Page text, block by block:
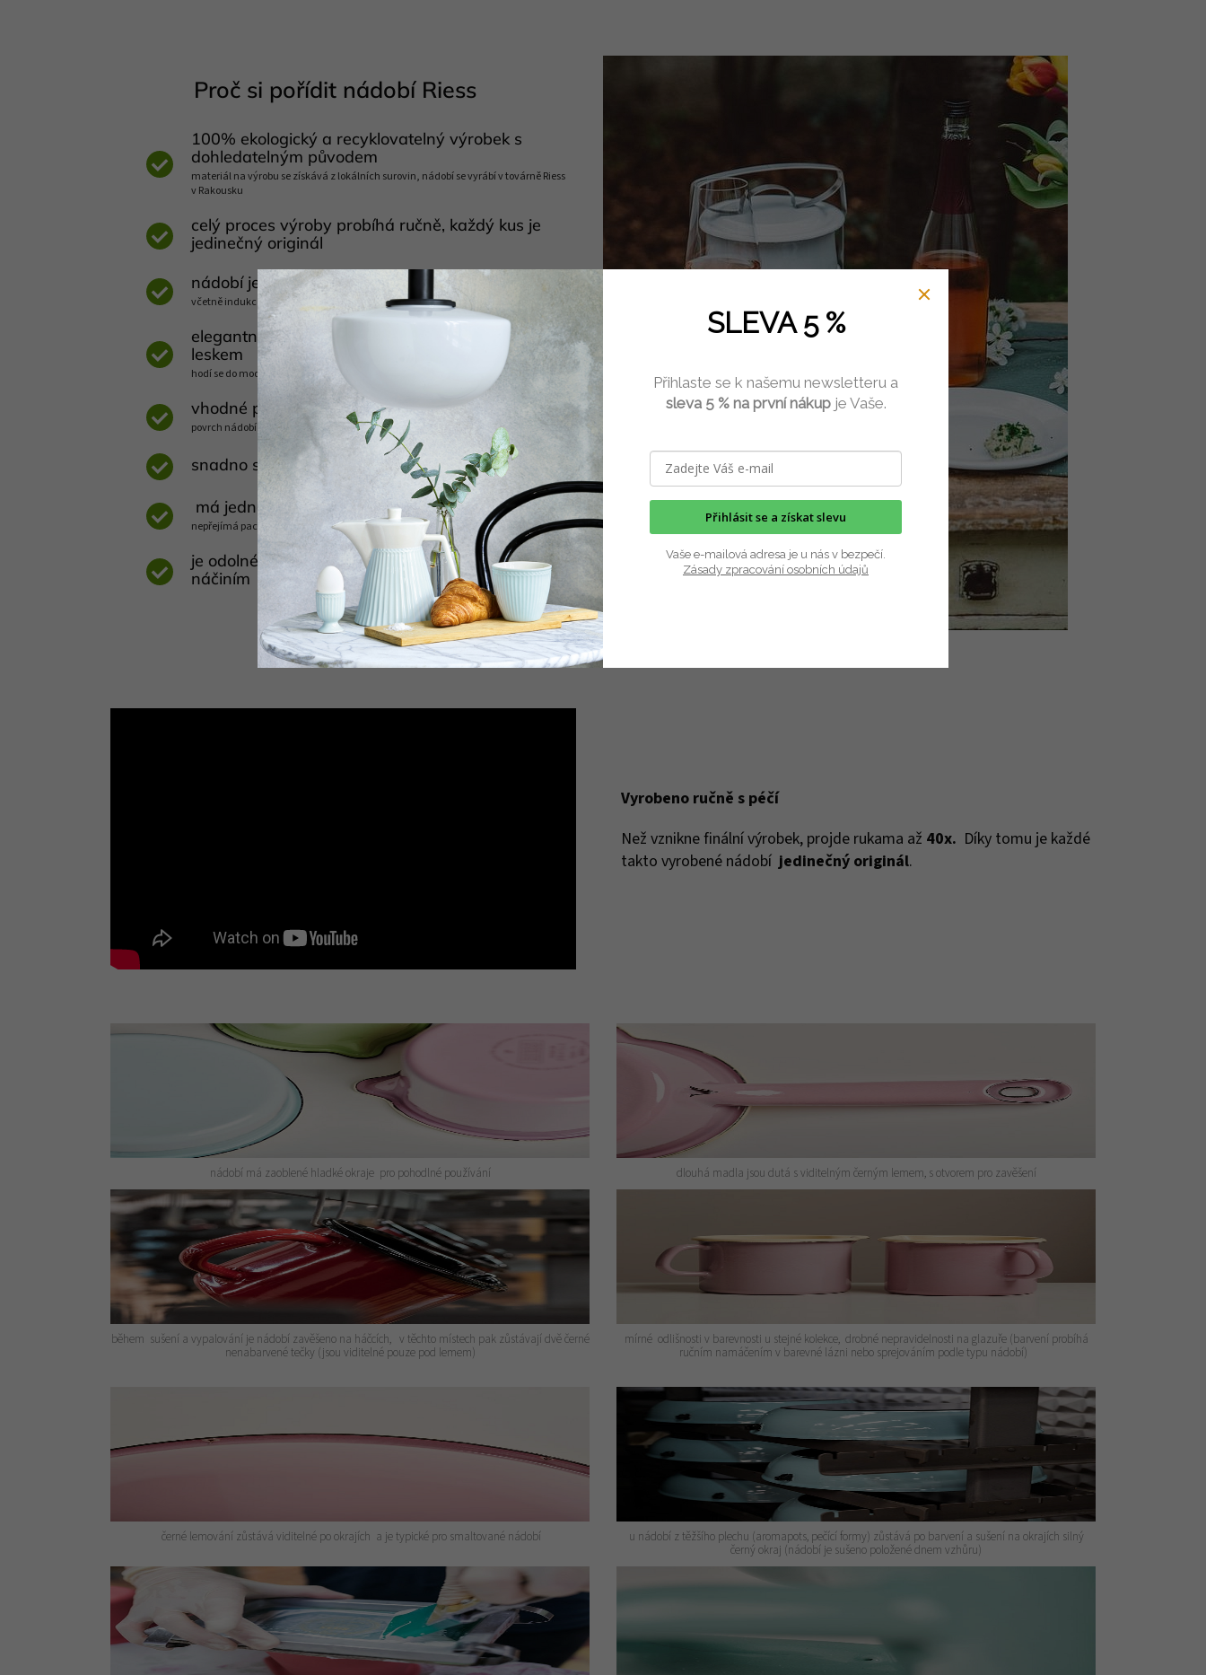
Proč si pořídit nádobí Riess
100% ekologický a recyklovatelný výrobek s
dohledatelným původem
materiál na výrobu se získává z lokálních surovin, nádobí se vyrábí v továrně Riess
v Rakousku
celý proces výroby probíhá ručně, každý kus je
jedinečný originál
nádobí je vhodné na jakýkoli typ ohřevu
včetně indukce, otevřeného ohně, trouby a grilu
elegantní design s jasnými barvami a vysokým
leskem
hodí se do moderní i venkovské kuchyně, ale i na kempování
vhodné pro úsporné a zdravé vaření
povrch nádobí se rychle rozehřívá a dlouho si udržuje požadovanou teplotu
snadno se čistí, lze mýt v myčce nádobí
má jednolitý antibakteriální povrch bez pórů
nepřejímá pachy jiných potravin a mohou ho používat osoby alergické na nikl
je odolné proti poškrábání kovovým kuchyňským
náčiním
Vyrobeno ručně s péčí
Než vznikne finální výrobek, projde rukama až 40x. Díky tomu je každé
takto vyrobené nádobí jedinečný originál.
nádobí má zaoblené hladké okraje pro pohodlné používání dlouhá madla jsou dutá s viditelným černým lemem, s otvorem pro zavěšení
během sušení a vypalování je nádobí zavěšeno na háčcích, v těchto místech pak zůstávají dvě černé
nenabarvené tečky (jsou viditelné pouze pod lemem)
mírné odlišnosti v barevnosti u stejné kolekce, drobné nepravidelnosti na glazuře (barvení probíhá
ručním namáčením v barevné lázni nebo sprejováním podle typu nádobí)
černé lemování zůstává viditelné po okrajích a je typické pro smaltované nádobí
u nádobí z těžšího plechu (aromapots, pečící formy) zůstává po barvení a sušení na okrajích silný
černý okraj (nádobí je sušeno položené dnem vzhůru)
SLEVA 5 %
Přihlaste se k našemu newsletteru a
sleva 5 % na první nákupje Vaše.
Přihlásit se a získat slevu
Vaše e-mailová adresa je u nás v bezpečí.
Zásady zpracování osobních údajů